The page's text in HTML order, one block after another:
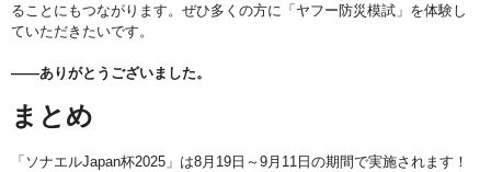
ることにもつながります。ぜひ多くの方に「ヤフー防災模試」を体験し
ていただきたいです。
――ありがとうございました。
まとめ
「ソナエルJapan杯2025」は8月19日～9月11日の期間で実施されます！